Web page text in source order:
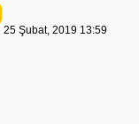
25 Şubat, 2019 13:59